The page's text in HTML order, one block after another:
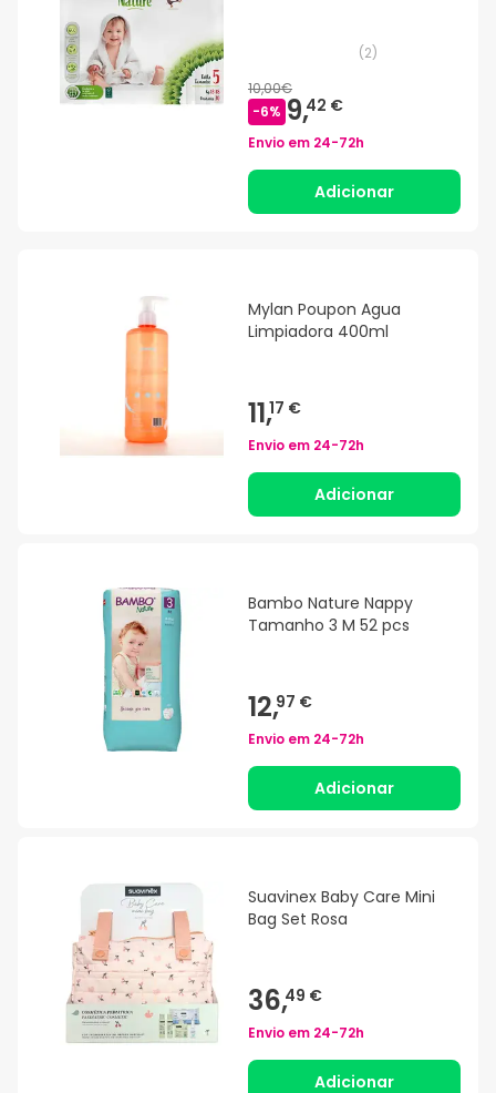
(2)
10,00€
-6% 9,42 €
Envio em 24-72h
Adicionar
Mylan Poupon Agua
Limpiadora 400ml
11,17 €
Envio em 24-72h
Adicionar
Bambo Nature Nappy
Tamanho 3 M 52 pcs
12,97 €
Envio em 24-72h
Adicionar
Suavinex Baby Care Mini
Bag Set Rosa
36,49 €
Envio em 24-72h
Adicionar